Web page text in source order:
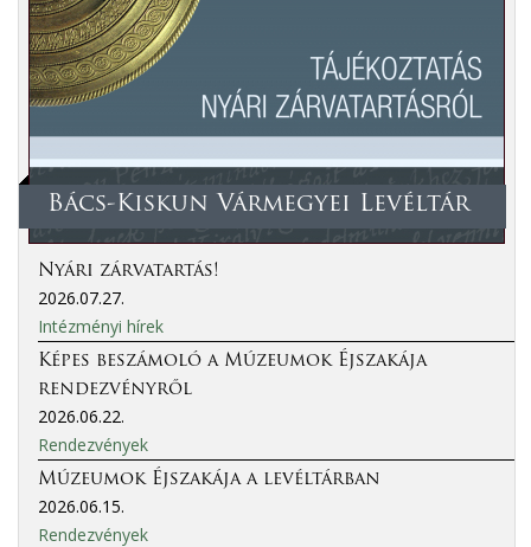
Bács-Kiskun Vármegyei Levéltár
Nyári zárvatartás!
2026.07.27.
Intézményi hírek
Képes beszámoló a Múzeumok Éjszakája
rendezvényről
2026.06.22.
Rendezvények
Múzeumok Éjszakája a levéltárban
2026.06.15.
Rendezvények